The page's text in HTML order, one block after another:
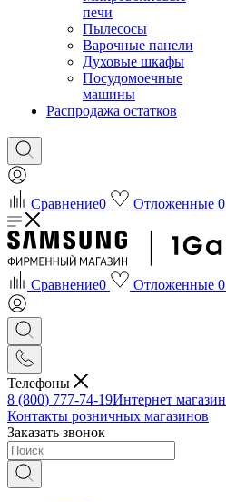
печи
Пылесосы
Варочные панели
Духовые шкафы
Посудомоечные
машины
Распродажа остатков
Сравнение0 Отложенные 0
Сравнение0 Отложенные 0
Телефоны
8 (800) 777-74-19Интернет магазин
Контакты розничных магазинов
Заказать звонок